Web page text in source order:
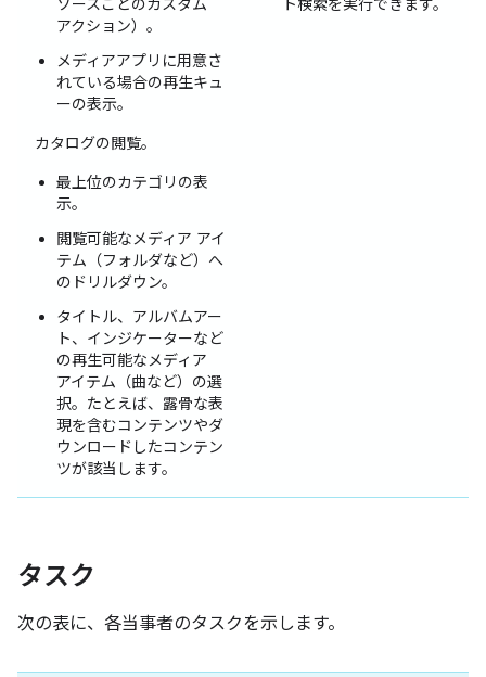
ソースごとのカスタム
アクション）。
メディアアプリに用意さ
れている場合の再生キュ
ーの表示。
カタログの閲覧。
最上位のカテゴリの表
示。
閲覧可能なメディア アイ
テム（フォルダなど）へ
のドリルダウン。
タイトル、アルバムアー
ト、インジケーターなど
の再生可能なメディア
アイテム（曲など）の選
択。たとえば、露骨な表
現を含むコンテンツやダ
ウンロードしたコンテン
ツが該当します。
ト検索を実行できます。
タスク
次の表に、各当事者のタスクを示します。